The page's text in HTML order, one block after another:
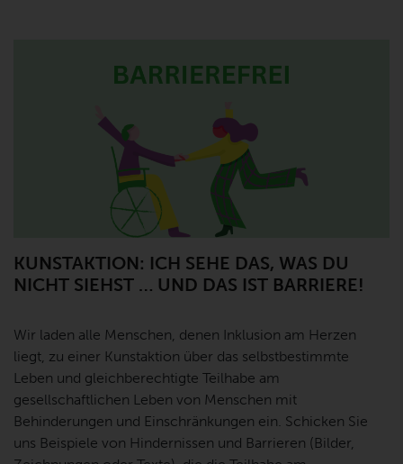
KUNSTAKTION: ICH SEHE DAS, WAS DU
NICHT SIEHST … UND DAS IST BARRIERE!
Wir laden alle Menschen, denen Inklusion am Herzen
liegt, zu einer Kunstaktion über das selbstbestimmte
Leben und gleichberechtigte Teilhabe am
gesellschaftlichen Leben von Menschen mit
Behinderungen und Einschränkungen ein. Schicken Sie
uns Beispiele von Hindernissen und Barrieren (Bilder,